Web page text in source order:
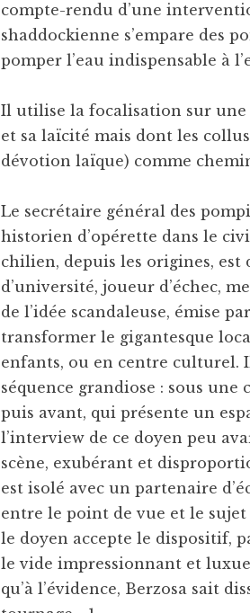
compte-rendu d’une
shaddockienne s’empare des
pomper l’eau indispensable à
Il utilise la focalisation sur une
et sa laïcité mais dont les
dévotion laïque) comme
Le secrétaire général des
historien d’opérette dans le
chilien, depuis les origines, est
d’université, joueur d’échec,
de l’idée scandaleuse, émise
transformer le gigantesque
enfants, ou en centre culturel.
séquence grandiose : sous
puis avant, qui présente un
l’interview de ce doyen peu
scène, exubérant et
est isolé avec un partenaire
entre le point de vue et le
le doyen accepte le dispositif,
le vide impressionnant et
qu’à l’évidence, Berzosa sait